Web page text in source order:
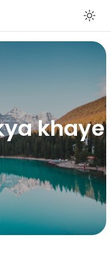
khaye